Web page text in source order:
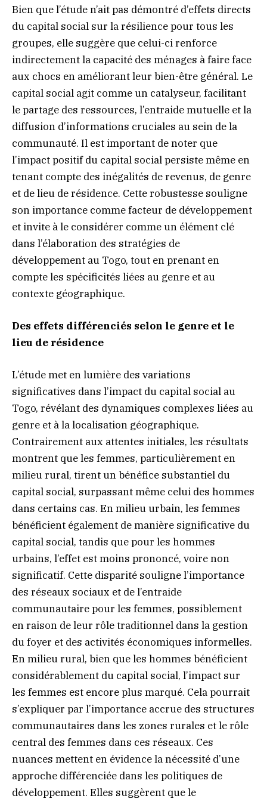
Bien que l’étude n’ait pas démontré d’effets directs
du capital social sur la résilience pour tous les
groupes, elle suggère que celui-ci renforce
indirectement la capacité des ménages à faire face
aux chocs en améliorant leur bien-être général. Le
capital social agit comme un catalyseur, facilitant
le partage des ressources, l’entraide mutuelle et la
diffusion d’informations cruciales au sein de la
communauté. Il est important de noter que
l’impact positif du capital social persiste même en
tenant compte des inégalités de revenus, de genre
et de lieu de résidence. Cette robustesse souligne
son importance comme facteur de développement
et invite à le considérer comme un élément clé
dans l’élaboration des stratégies de
développement au Togo, tout en prenant en
compte les spécificités liées au genre et au
contexte géographique.
Des effets différenciés selon le genre et le
lieu de résidence
L’étude met en lumière des variations
significatives dans l’impact du capital social au
Togo, révélant des dynamiques complexes liées au
genre et à la localisation géographique.
Contrairement aux attentes initiales, les résultats
montrent que les femmes, particulièrement en
milieu rural, tirent un bénéfice substantiel du
capital social, surpassant même celui des hommes
dans certains cas. En milieu urbain, les femmes
bénéficient également de manière significative du
capital social, tandis que pour les hommes
urbains, l’effet est moins prononcé, voire non
significatif. Cette disparité souligne l’importance
des réseaux sociaux et de l’entraide
communautaire pour les femmes, possiblement
en raison de leur rôle traditionnel dans la gestion
du foyer et des activités économiques informelles.
En milieu rural, bien que les hommes bénéficient
considérablement du capital social, l’impact sur
les femmes est encore plus marqué. Cela pourrait
s’expliquer par l’importance accrue des structures
communautaires dans les zones rurales et le rôle
central des femmes dans ces réseaux. Ces
nuances mettent en évidence la nécessité d’une
approche différenciée dans les politiques de
développement. Elles suggèrent que le